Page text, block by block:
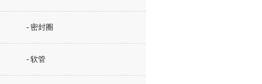
- 密封圈
- 软管